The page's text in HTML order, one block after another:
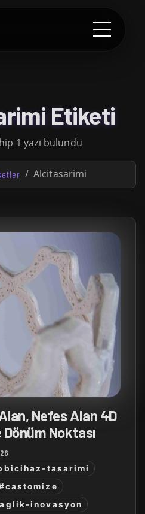
Etiketi
1 yazı bulundu
Alcitasarimi
Nefes Alan 4D
Noktası
tasarimi
inovasyon